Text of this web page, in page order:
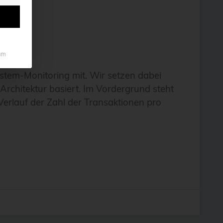
Monitoring mit. Wir setzen dabei
basiert. Im Vordergrund steht
der Zahl der Transaktionen pro